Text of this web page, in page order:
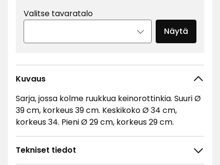
Valitse tavaratalo
Näytä
Kuvaus
Sarja, jossa kolme ruukkua keinorottinkia. Suuri Ø
39 cm, korkeus 39 cm. Keskikoko Ø 34 cm,
korkeus 34. Pieni Ø 29 cm, korkeus 29 cm.
Tekniset tiedot